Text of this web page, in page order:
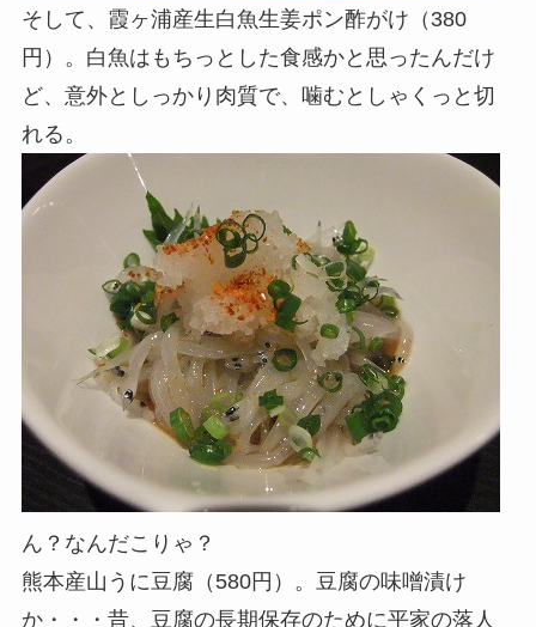
そして、霞ヶ浦産生白魚生姜ポン酢がけ（380
円）。白魚はもちっとした食感かと思ったんだけ
ど、意外としっかり肉質で、噛むとしゃくっと切
れる。
ん？なんだこりゃ？
熊本産山うに豆腐（580円）。豆腐の味噌漬け
か・・・昔、豆腐の長期保存のために平家の落人